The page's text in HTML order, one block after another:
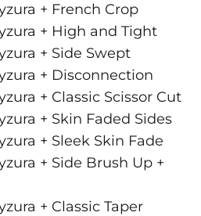
+ French Crop
+ High and Tight
+ Side Swept
+ Disconnection
+ Classic Scissor Cut
+ Skin Faded Sides
+ Sleek Skin Fade
+ Side Brush Up +
+ Classic Taper